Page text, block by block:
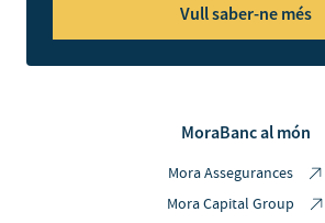
Vull saber-ne més
MoraBanc al món
Mora Assegurances
Mora Capital Group